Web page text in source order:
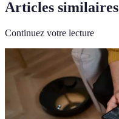
Articles similaires
Continuez votre lecture